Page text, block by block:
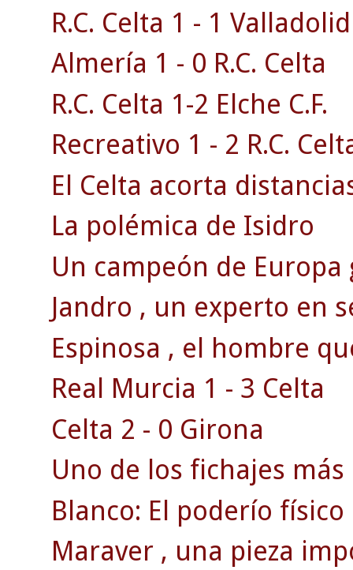
R.C. Celta 1 - 1
Almería 1 - 0 R.C. Celta
R.C. Celta 1-2 Elche C.F.
Recreativo 1 - 2 R.C.
El Celta acorta
La polémica de Isidro
Un campeón de Europa
Jandro , un experto en
Espinosa , el hombre
Real Murcia 1 - 3 Celta
Celta 2 - 0 Girona
Uno de los fichajes
Blanco: El poderío
Maraver , una pieza